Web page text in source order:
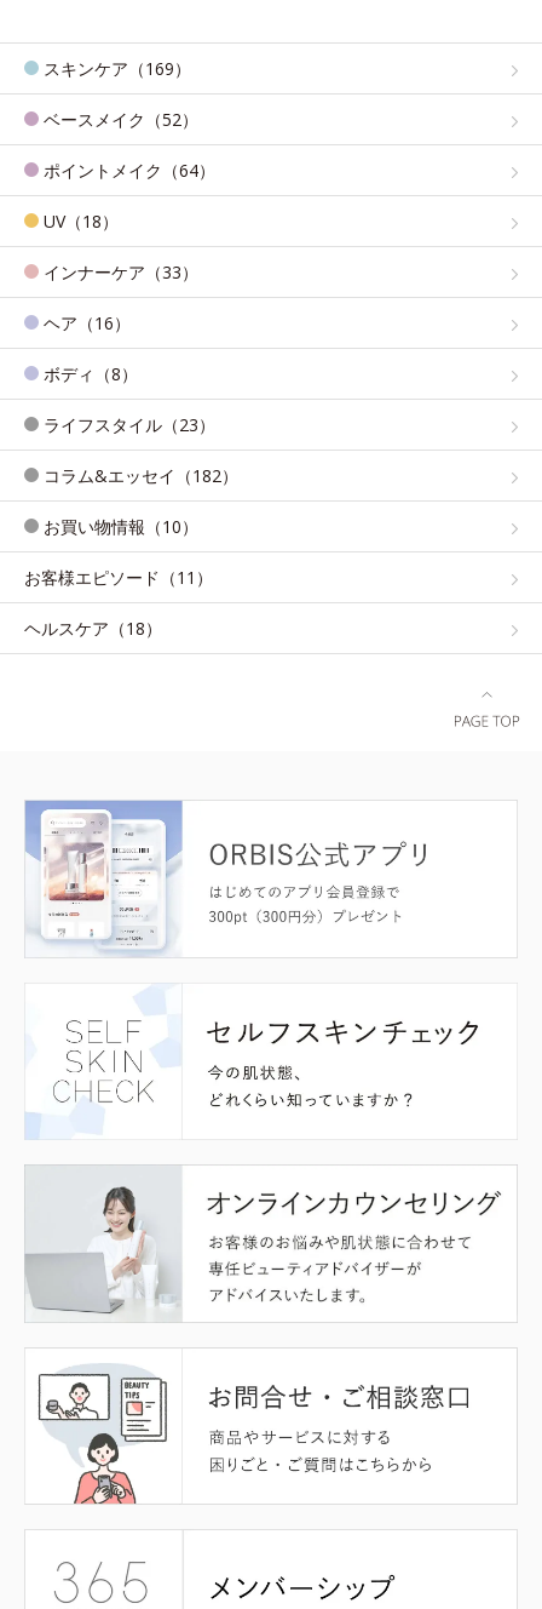
スキンケア（169）
ベースメイク（52）
ポイントメイク（64）
UV（18）
インナーケア（33）
ヘア（16）
ボディ（8）
ライフスタイル（23）
コラム&エッセイ（182）
お買い物情報（10）
お客様エピソード（11）
ヘルスケア（18）